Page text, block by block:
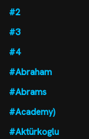
#2
#3
#4
#Abraham
#Abrams
#Academy)
#Aktürkoglu